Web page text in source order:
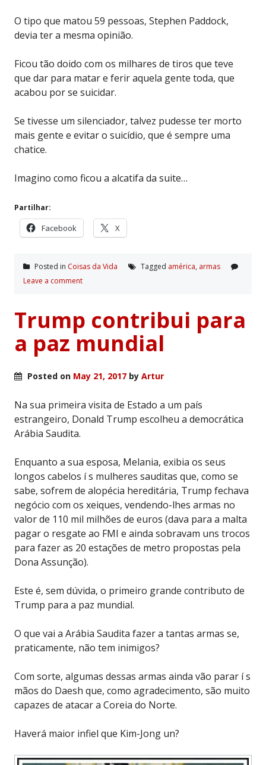
O tipo que matou 59 pessoas, Stephen Paddock,
devia ter a mesma opinião.
Ficou tão doido com os milhares de tiros que teve
que dar para matar e ferir aquela gente toda, que
acabou por se suicidar.
Se tivesse um silenciador, talvez pudesse ter morto
mais gente e evitar o suicídio, que é sempre uma
chatice.
Imagino como ficou a alcatifa da suite…
Partilhar:
Facebook X
Posted in Coisas da Vida Tagged américa, armas
Leave a comment
Trump contribui para
a paz mundial
Posted on May 21, 2017 by Artur
Na sua primeira visita de Estado a um país
estrangeiro, Donald Trump escolheu a democrática
Arábia Saudita.
Enquanto a sua esposa, Melania, exibia os seus
longos cabelos í s mulheres sauditas que, como se
sabe, sofrem de alopécia hereditária, Trump fechava
negócio com os xeiques, vendendo-lhes armas no
valor de 110 mil milhões de euros (dava para a malta
pagar o resgate ao FMI e ainda sobravam uns trocos
para fazer as 20 estações de metro propostas pela
Dona Assunção).
Este é, sem dúvida, o primeiro grande contributo de
Trump para a paz mundial.
O que vai a Arábia Saudita fazer a tantas armas se,
praticamente, não tem inimigos?
Com sorte, algumas dessas armas ainda vão parar í s
mãos do Daesh que, como agradecimento, são muito
capazes de atacar a Coreia do Norte.
Haverá maior infiel que Kim-Jong un?